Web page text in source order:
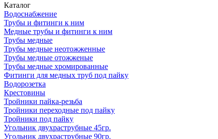
Каталог
Водоснабжение
Трубы и фитинги к ним
Медные трубы и фитинги к ним
Трубы медные
Трубы медные неотожженные
Трубы медные отожженые
Трубы медные хромированные
Фитинги для медных труб под пайку
Водорозетка
Крестовины
Тройники пайка-резьба
Тройники переходные под пайку
Тройники под пайку
Угольник двухраструбные 45гр.
Угольник двухраструбные 90гр.